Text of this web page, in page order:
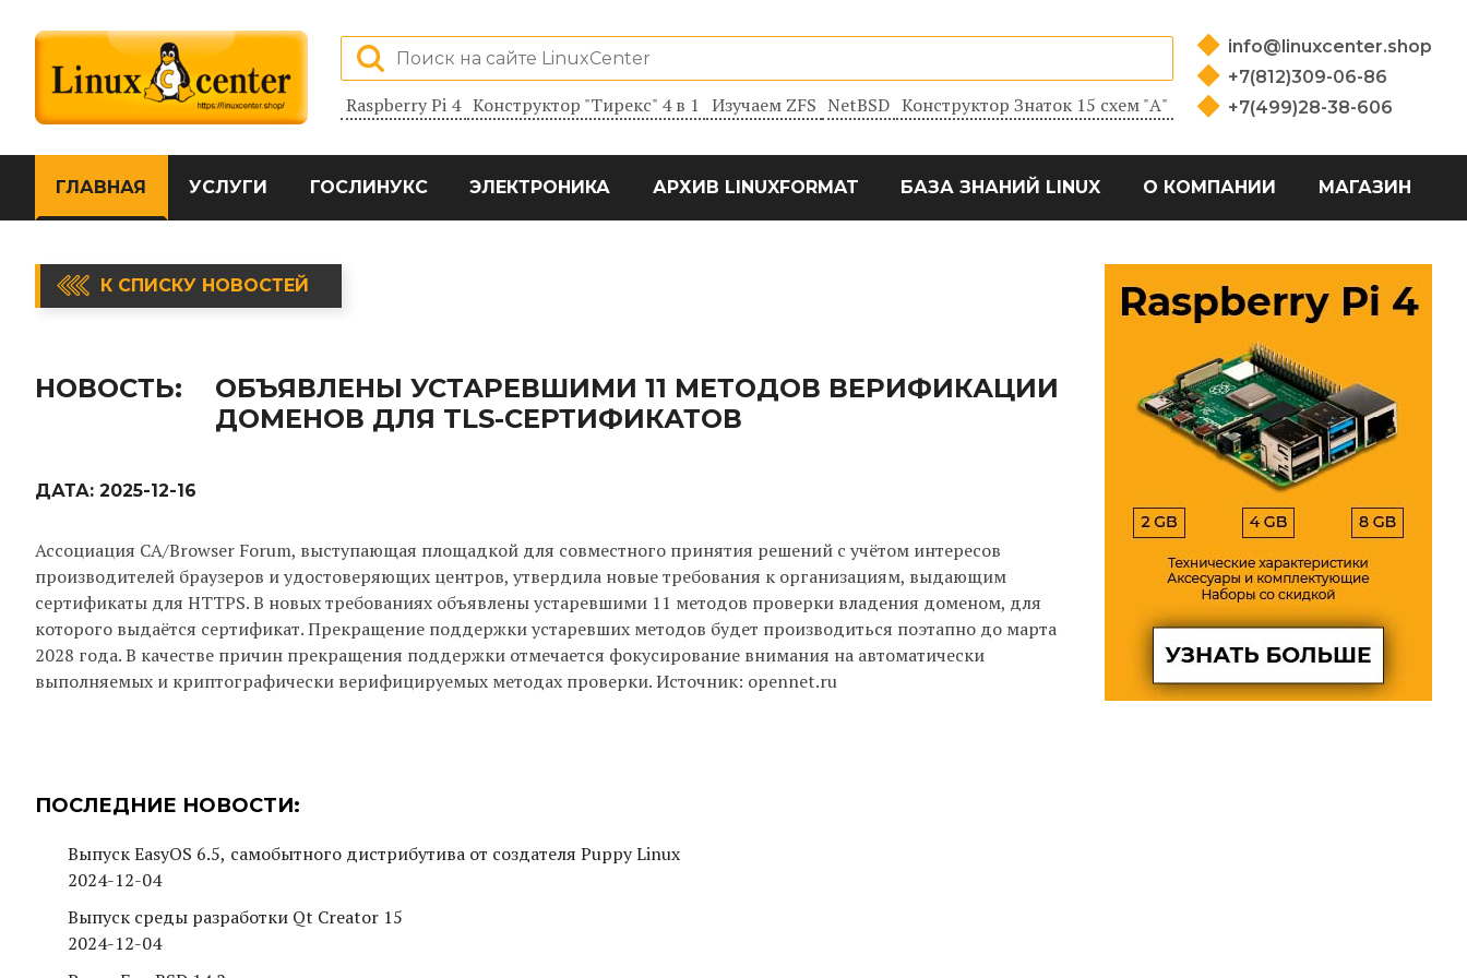
Raspberry Pi 4 Конструктор "Тирекс" 4 в 1 Изучаем ZFS NetBSD Конструктор Знаток 15 схем "А"
info@linuxcenter.shop
+7(812)309-06-86
+7(499)28-38-606
ГЛАВНАЯ УСЛУГИ ГОСЛИНУКС ЭЛЕКТРОНИКА АРХИВ LINUXFORMAT БАЗА ЗНАНИЙ LINUX О КОМПАНИИ МАГАЗИН
К СПИСКУ НОВОСТЕЙ
НОВОСТЬ:
ОБЪЯВЛЕНЫ УСТАРЕВШИМИ 11 МЕТОДОВ ВЕРИФИКАЦИИ
ДОМЕНОВ ДЛЯ TLS-СЕРТИФИКАТОВ
ДАТА: 2025-12-16
Ассоциация CA/Browser Forum, выступающая площадкой для совместного принятия решений с учётом интересов
производителей браузеров и удостоверяющих центров, утвердила новые требования к организациям, выдающим
сертификаты для HTTPS. В новых требованиях объявлены устаревшими 11 методов проверки владения доменом, для
которого выдаётся сертификат. Прекращение поддержки устаревших методов будет производиться поэтапно до марта
2028 года. В качестве причин прекращения поддержки отмечается фокусирование внимания на автоматически
выполняемых и криптографически верифицируемых методах проверки. Источник: opennet.ru
ПОСЛЕДНИЕ НОВОСТИ:
Выпуск EasyOS 6.5, самобытного дистрибутива от создателя Puppy Linux
2024-12-04
Выпуск среды разработки Qt Creator 15
2024-12-04